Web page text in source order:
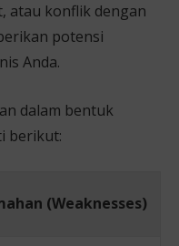
atau konflik dengan
potensi
Anda.
dalam bentuk
berikut:
(Weaknesses)